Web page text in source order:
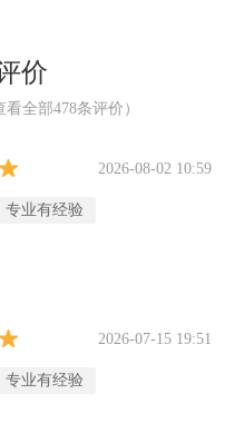
价
看全部478条评价）
2026-08-02 10:59
专业有经验
2026-07-15 19:51
专业有经验